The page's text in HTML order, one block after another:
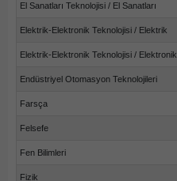
El Sanatları Teknolojisi / El Sanatları
Elektrik-Elektronik Teknolojisi / Elektrik
Elektrik-Elektronik Teknolojisi / Elektronik
Endüstriyel Otomasyon Teknolojileri
Farsça
Felsefe
Fen Bilimleri
Fizik